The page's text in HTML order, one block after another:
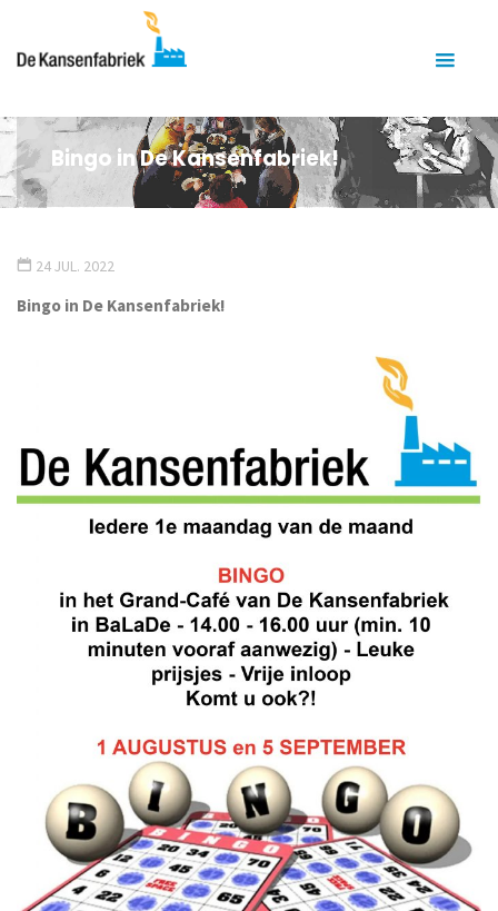
Bingo in De Kansenfabriek!
24 JUL. 2022
Bingo in De Kansenfabriek!